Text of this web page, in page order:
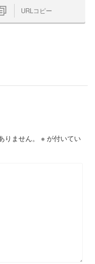
URLコピー
ません。 ※ が付いてい